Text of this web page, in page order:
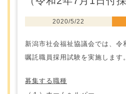
2020/5/22
新潟市社会福祉協議会では、令
嘱託職員採用試験を実施します。
募集する職種